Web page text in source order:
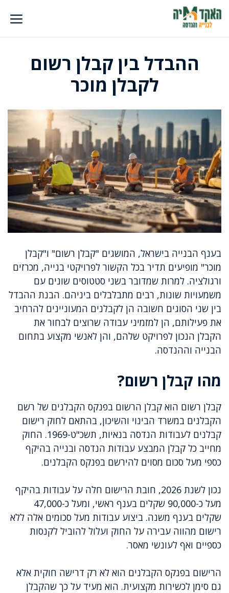
לדלג
לתוכן
ההבדל בין קבלן רשום
לקבלן מוכר
בענף הבנייה בישראל, המושגים "קבלן רשום" ו"קבלן
מוכר" מופיעים תדיר בכל הקשור לפרויקטי בנייה, מכרזים
ורגולציה. למרות שמדובר בשני סטטוסים שונים עם
משמעויות שונות, רבים מתבלבלים ביניהם. הבנת ההבדל
בין שני הסוגים חשובה הן לקבלנים המעוניינים להרחיב
את פעילותם, הן למזמיני עבודה שרוצים לבחור את
הקבלן הנכון לפרויקט שלהם, והן לאנשי מקצוע בתחום
הבנייה וההנדסה.
מהו קבלן רשום?
קבלן רשום הוא קבלן הרשום בפנקס הקבלנים של רשם
הקבלנים במשרד הבינוי והשיכון, בהתאם לחוק רישום
קבלנים לעבודות הנדסה בנאיות, תשכ"ט-1969. החוק
מחייב כל קבלן המבצע עבודות הנדסה ובנייה בהיקף
כספי מעל סכום מסוים להירשם בפנקס הקבלנים.
נכון לשנת 2026, חובת הרישום חלה על עבודות בהיקף
מעל כ-90,000 שקלים בענף ראשי, ומעל כ-47,000
שקלים בענף משנה. ביצוע עבודות מעל סכומים אלה ללא
רישום מהווה עבירה על החוק ועלול להוביל לקנסות
כספיים ואף לעונשי מאסר.
הרישום בפנקס הקבלנים הוא לא רק דרישה חוקית אלא
גם סימן לכשירות מקצועית. הוא מעיד על כך שהקבלן